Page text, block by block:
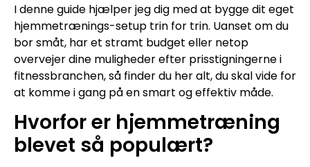
I denne guide hjælper jeg dig med at bygge dit eget
hjemmetrænings-setup trin for trin. Uanset om du
bor småt, har et stramt budget eller netop
overvejer dine muligheder efter prisstigningerne i
fitnessbranchen, så finder du her alt, du skal vide for
at komme i gang på en smart og effektiv måde.
Hvorfor er hjemmetræning
blevet så populært?